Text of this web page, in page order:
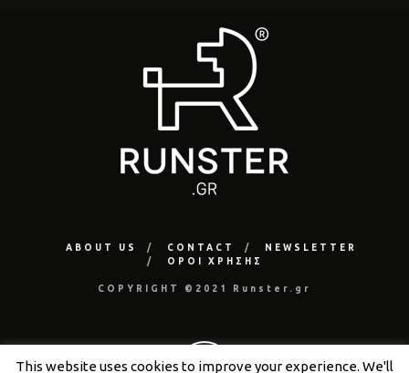
ABOUT US CONTACT
NEWSLETTER
ΟΡΟΙ ΧΡΗΣΗΣ
COPYRIGHT ©2021 Runster.gr
This website uses cookies to improve your experience. We'll